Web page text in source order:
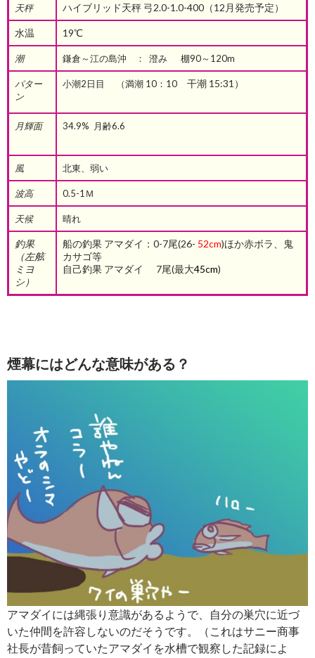
天秤 ハイブリッド天秤 弓2.0-1.0-400（12月発売予定）
水温 19℃
潮 鎌倉～江の島沖 ： 澄み 棚90～120m
パター
ン
小潮2日目 （満潮 10：10 干潮 15:31）
月輝面 34.9% 月齢6.6
風 北東、弱い
波高 0.5-1Ｍ
天候 晴れ
釣果
（左舷
ミヨ
シ）
船の釣果 アマダイ：0-7尾(26- 52cm)ほか赤ボラ、鬼
カサゴ等
自己釣果 アマダイ 7尾(最大45cm)
煙幕にはどんな意味がある？
アマダイには縄張り意識があるようで、自分の巣穴に近づ
いた仲間を許容しないのだそうです。（これはサニー商事
社長が昔飼っていたアマダイを水槽で観察した記録によ